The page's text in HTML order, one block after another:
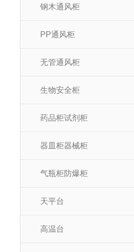
钢木通风柜
PP通风柜
无管通风柜
生物安全柜
药品柜试剂柜
器皿柜器械柜
气瓶柜防爆柜
天平台
高温台